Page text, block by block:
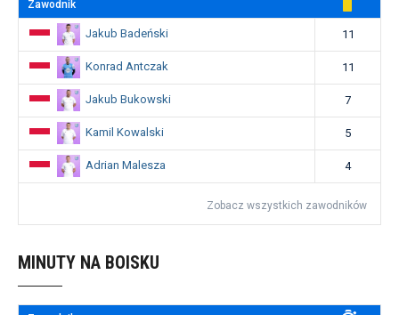
Zawodnik
Jakub Badeński 11
Konrad Antczak 11
Jakub Bukowski 7
Kamil Kowalski 5
Adrian Malesza 4
Zobacz wszystkich zawodników
MINUTY NA BOISKU